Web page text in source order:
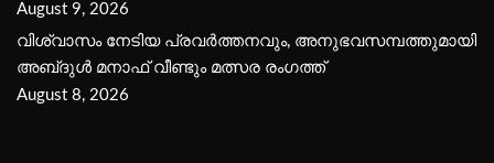
August 9, 2026
വിശ്വാസം നേടിയ പ്രവർത്തനവും, അനുഭവസമ്പത്തുമായി
അബ്‌ദുൾ മനാഫ് വീണ്ടും മത്സര രംഗത്ത്
August 8, 2026